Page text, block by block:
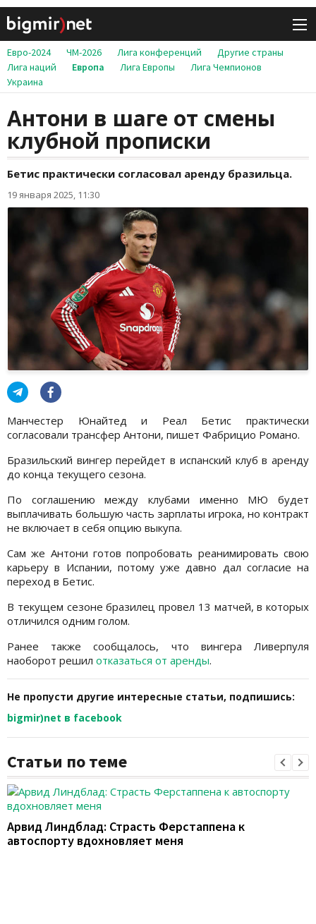
Евро-2024 ЧМ-2026 Лига конференций
Другие страны
Лига наций
Европа Лига Европы
Лига Чемпионов
Украина
Антони в шаге от смены
клубной прописки
Бетис практически согласовал аренду бразильца.
19 января 2025, 11:30
Манчестер Юнайтед и Реал Бетис практически
согласовали трансфер Антони, пишет Фабрицио Романо.
Бразильский вингер перейдет в испанский клуб в аренду
до конца текущего сезона.
По соглашению между клубами именно МЮ будет
выплачивать большую часть зарплаты игрока, но контракт
не включает в себя опцию выкупа.
Сам же Антони готов попробовать реанимировать свою
карьеру в Испании, потому уже давно дал согласие на
переход в Бетис.
В текущем сезоне бразилец провел 13 матчей, в которых
отличился одним голом.
Ранее также сообщалось, что вингера Ливерпуля
наоборот решил отказаться от аренды.
Не пропусти другие интересные статьи, подпишись:
bigmir)net в facebook
Статьи по теме
Арвид Линдблад: Страсть Ферстаппена к
автоспорту вдохновляет меня